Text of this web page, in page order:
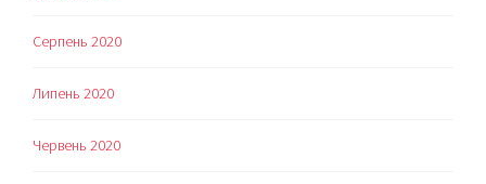
Серпень 2020
Липень 2020
Червень 2020